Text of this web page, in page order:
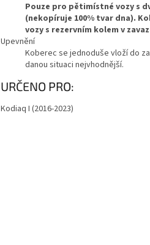
Pouze pro pětimístné vozy s
(nekopíruje 100% tvar dna).
vozy s rezervním kolem v
Upevnění
Koberec se jednoduše vloží do
danou situaci nejvhodnější.
URČENO PRO:
Kodiaq I (2016-2023)